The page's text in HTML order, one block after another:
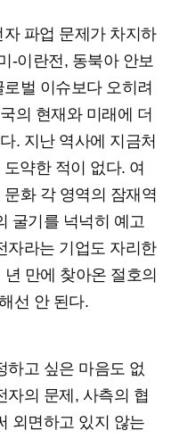
파업 문제가 차지하
-이란전, 동북아 안보
벌 이슈보다 오히려
의 현재와 미래에 더
. 지난 역사에 지금처
약한 적이 없다. 여
화 각 영역의 잠재역
굴기를 넉넉히 예고
자라는 기업도 자리한
만에 찾아온 절호의
선 안 된다.
하고 싶은 마음도 없
자의 문제, 사측의 협
외면하고 있지 않는